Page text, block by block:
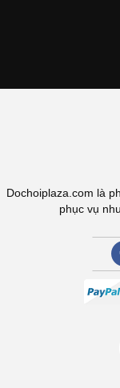
Dochoiplaza.com là
phục vụ